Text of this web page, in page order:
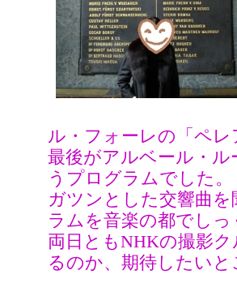
ル・フォーレの「ペ
最後がアルベール・
うプログラムでした。
ガツンとした交響曲
ラムを音楽の都でし
両日ともNHKの撮影
るのか、期待したいと